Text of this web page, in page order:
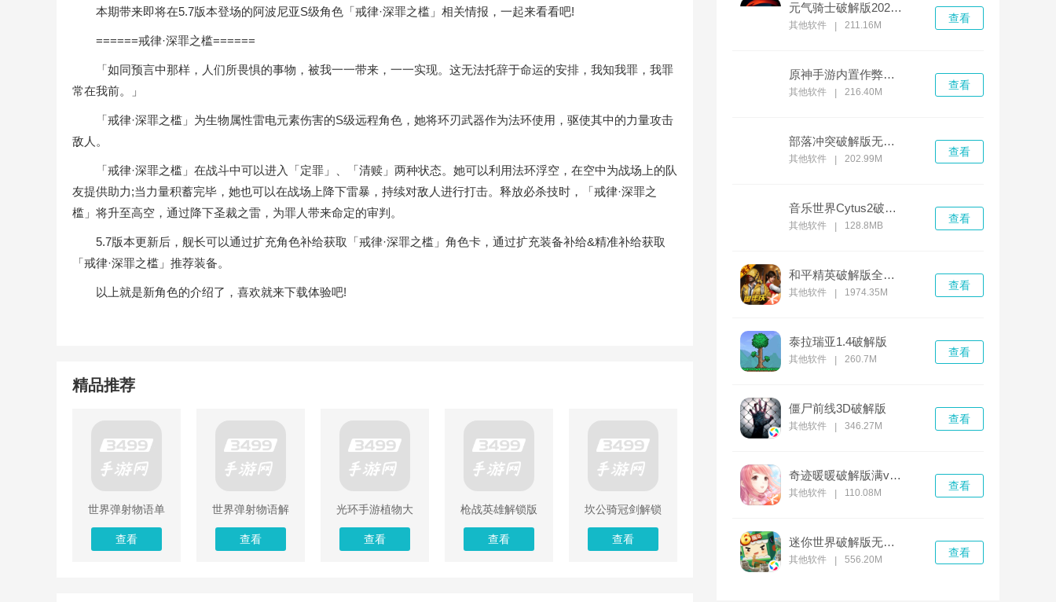
本期带来即将在5.7版本登场的阿波尼亚S级角色「戒律·深罪之槛」相关情报，一起来看看吧!
======戒律·深罪之槛======
「如同预言中那样，人们所畏惧的事物，被我一一带来，一一实现。这无法托辞于命运的安排，我知我罪，我罪
常在我前。」
「戒律·深罪之槛」为生物属性雷电元素伤害的S级远程角色，她将环刃武器作为法环使用，驱使其中的力量攻击
敌人。
「戒律·深罪之槛」在战斗中可以进入「定罪」、「清赎」两种状态。她可以利用法环浮空，在空中为战场上的队
友提供助力;当力量积蓄完毕，她也可以在战场上降下雷暴，持续对敌人进行打击。释放必杀技时，「戒律·深罪之
槛」将升至高空，通过降下圣裁之雷，为罪人带来命定的审判。
5.7版本更新后，舰长可以通过扩充角色补给获取「戒律·深罪之槛」角色卡，通过扩充装备补给&精准补给获取
「戒律·深罪之槛」推荐装备。
以上就是新角色的介绍了，喜欢就来下载体验吧!
精品推荐
世界弹射物语单
机解锁版
查看
世界弹射物语解
锁版无限资源版
查看
光环手游植物大
战僵尸解锁版
查看
枪战英雄解锁版
下载无限钻石
查看
坎公骑冠剑解锁
版无限钻石
查看
元气骑士破解版2022最新v3.4.0版
其他软件 211.16M
查看
原神手游内置作弊菜单破解版无限钻石
其他软件 216.40M
查看
部落冲突破解版无限金币无限钻石无限兵力下载
其他软件 202.99M
查看
音乐世界Cytus2破解版
其他软件 128.8MB
查看
和平精英破解版全无限免费下载
其他软件 1974.35M
查看
泰拉瑞亚1.4破解版
其他软件 260.7M
查看
僵尸前线3D破解版
其他软件 346.27M
查看
奇迹暖暖破解版满v无限钻石
其他软件 110.08M
查看
迷你世界破解版无限迷你币和迷你豆
其他软件 556.20M
查看